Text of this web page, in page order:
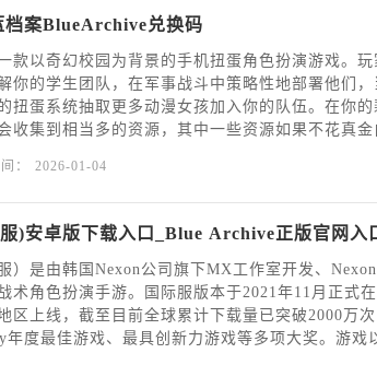
档案BlueArchive兑换码
款以奇幻校园为背景的手机扭蛋角色扮演游戏。玩
你的学生团队，在军事战斗中策略性地部署他们，
扭蛋系统抽取更多动漫女孩加入你的队伍。在你的
收集到相当多的资源，其中一些资源如果不花真金
择盒和辉石）。游戏开发团队通常会在Twitter/X上
： 2026-01-04
)安卓版下载入口_Blue Archive正版官网入
）是由韩国Nexon公司旗下MX工作室开发、
术角色扮演手游。国际服版本于2021年11月正式在
区上线，截至目前全球累计下载量已突破2000万
年度最佳游戏、最具创新力游戏等多项大奖。游戏